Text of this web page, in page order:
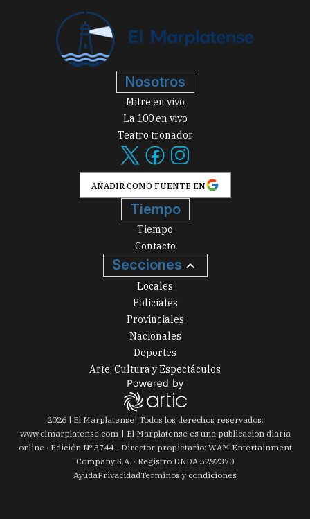
Nosotros
Mitre en vivo
La 100 en vivo
Teatro tronador
AÑADIR COMO FUENTE EN
Tiempo
Tiempo
Contacto
Secciones
Locales
Policiales
Provinciales
Nacionales
Deportes
Arte, Cultura y Espectáculos
2026| El Marplatense| Todos los derechos reservados:
www.elmarplatense.com
El Marplatense es una publicación diaria
online · Edición Nº 3744- Director propietario: WAM Entertainment
Company S.A. · Registro DNDA 5292370
AyudaPrivacidadTerminos y condiciones